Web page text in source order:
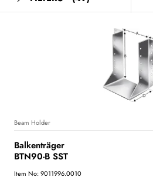
Beam Holder
Balkenträger
BTN90-B SST
Item No: 9011996.0010